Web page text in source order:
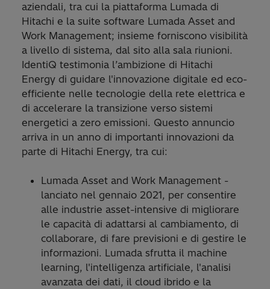
aziendali, tra cui la piattaforma Lumada di
Hitachi e la suite software Lumada Asset and
Work Management; insieme forniscono visibilità
a livello di sistema, dal sito alla sala riunioni.
IdentiQ testimonia l’ambizione di Hitachi
Energy di guidare l'innovazione digitale ed eco-
efficiente nelle tecnologie della rete elettrica e
di accelerare la transizione verso sistemi
energetici a zero emissioni. Questo annuncio
arriva in un anno di importanti innovazioni da
parte di Hitachi Energy, tra cui:
Lumada Asset and Work Management -
lanciato nel gennaio 2021, per consentire
alle industrie asset-intensive di migliorare
le capacità di adattarsi al cambiamento, di
collaborare, di fare previsioni e di gestire le
informazioni. Lumada sfrutta il machine
learning, l'intelligenza artificiale, l'analisi
avanzata dei dati, il cloud ibrido e la